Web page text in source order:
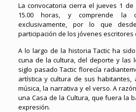
La convocatoria cierra el jueves 1 de
15.00 horas, y comprende la
exclusivamente, por lo que
participación de los jóvenes escritores
A lo largo de la historia Tactic ha
cuna de la cultura, del deporte y las
siglo pasado Tactic florecía
artística y cultura de sus habitantes,
música, la narrativa y el verso. A
una Casa de la Cultura, que fuera la
expresión.